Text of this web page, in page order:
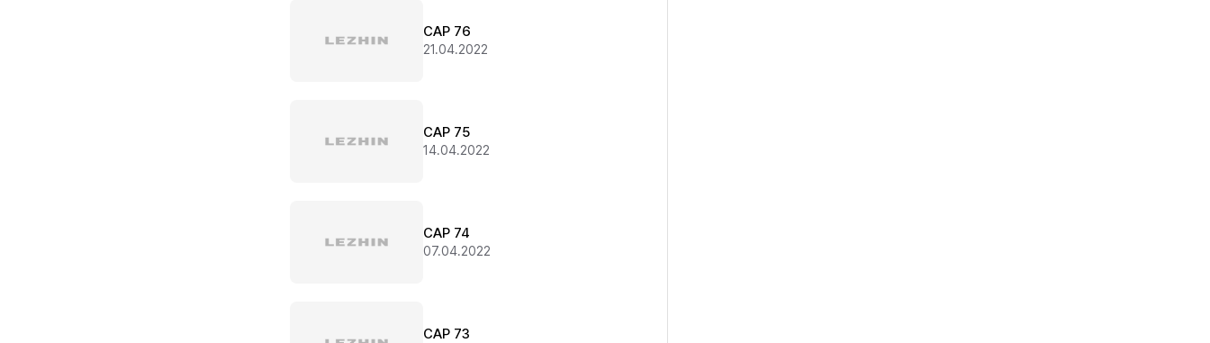
CAP 76
21.04.2022
CAP 75
14.04.2022
CAP 74
07.04.2022
CAP 73